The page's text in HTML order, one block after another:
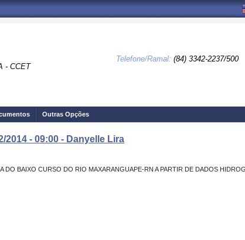
- CCET
Telefone/Ramal: (84) 3342-2237/500
Outras Opções
2014 - 09:00 - Danyelle Lira
BAIXO CURSO DO RIO MAXARANGUAPE-RN A PARTIR DE DADOS